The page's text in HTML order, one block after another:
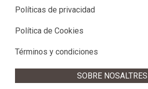
Políticas de privacidad
Política de Cookies
Términos y condiciones
SOBRE NOSALTRES